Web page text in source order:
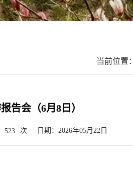
当前位置：
告会（6月8日）
523 次 日期：2026年05月22日